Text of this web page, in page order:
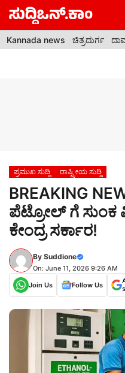
Skip
content
Kannada news ಚಿತ್ರದುರ್ಗ
ಪ್ರಮುಖ ಸುದ್ದಿ ರಾಷ್ಟ್ರೀಯ ಸುದ್ದಿ
BREAKING
ಪೆಟ್ರೋಲ್ ಗೆ ಸುಂಕ
ಕೇಂದ್ರ ಸರ್ಕಾರ!
By Suddione
On: June 11, 2026 9:26 AM
Join Us
Follow Us